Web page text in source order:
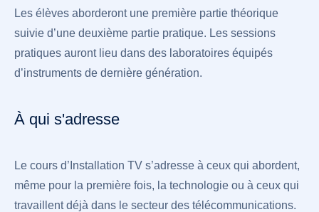
Les élèves aborderont une première partie théorique
suivie d’une deuxième partie pratique. Les sessions
pratiques auront lieu dans des laboratoires équipés
d’instruments de dernière génération.
À qui s'adresse
Le cours d’Installation TV s’adresse à ceux qui abordent,
même pour la première fois, la technologie ou à ceux qui
travaillent déjà dans le secteur des télécommunications.